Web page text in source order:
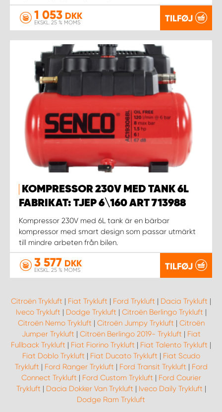
1 053 DKK
EKSKL. 25 % MOMS TILFØJ
KOMPRESSOR 230V MED TANK 6L
FABRIKAT: TJEP 6\160 ART 713988
Kompressor 230V med 6L tank är en bärbar
kompressor med smart design som passar utmärkt
till mindre arbeten från bilen.
3 577 DKK
EKSKL. 25 % MOMS TILFØJ
Citroën Trykluft | Fiat Trykluft | Ford Trykluft | Dacia Trykluft |
Iveco Trykluft | Dodge Trykluft | Citroën Berlingo Trykluft |
Citroën Nemo Trykluft | Citroën Jumpy Trykluft | Citroën
Jumper Trykluft | Citroën Berlingo 2019- Trykluft | Fiat
Fullback Trykluft | Fiat Fiorino Trykluft | Fiat Talento Trykluft |
Fiat Doblo Trykluft | Fiat Ducato Trykluft | Fiat Scudo
Trykluft | Ford Ranger Trykluft | Ford Transit Trykluft | Ford
Connect Trykluft | Ford Custom Trykluft | Ford Courier
Trykluft | Dacia Dokker Van Trykluft | Iveco Daily Trykluft |
Dodge Ram Trykluft